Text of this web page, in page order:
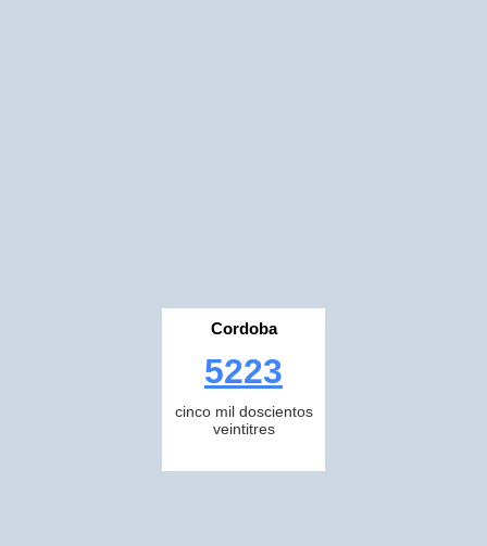
Cordoba
5223
cinco mil doscientos
veintitres